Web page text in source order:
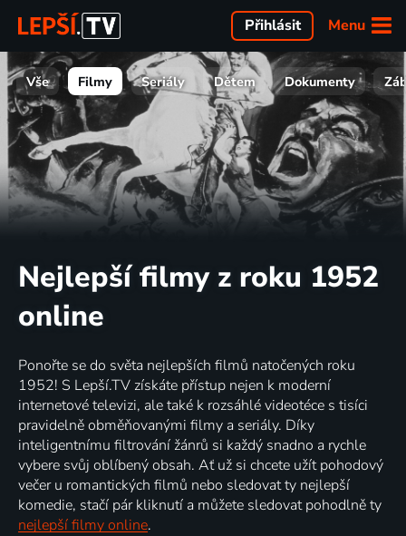
Menu
Přihlásit
Vše Filmy Seriály Dětem Dokumenty
Nejlepší filmy z roku 1952
online
Ponořte se do světa nejlepších filmů natočených roku
1952! S Lepší.TV získáte přístup nejen k moderní
internetové televizi, ale také k rozsáhlé videotéce s tisíci
pravidelně obměňovanými filmy a seriály. Díky
inteligentnímu filtrování žánrů si každý snadno a rychle
vybere svůj oblíbený obsah. Ať už si chcete užít pohodový
večer u romantických filmů nebo sledovat ty nejlepší
komedie, stačí pár kliknutí a můžete sledovat pohodlně ty
nejlepší filmy online.